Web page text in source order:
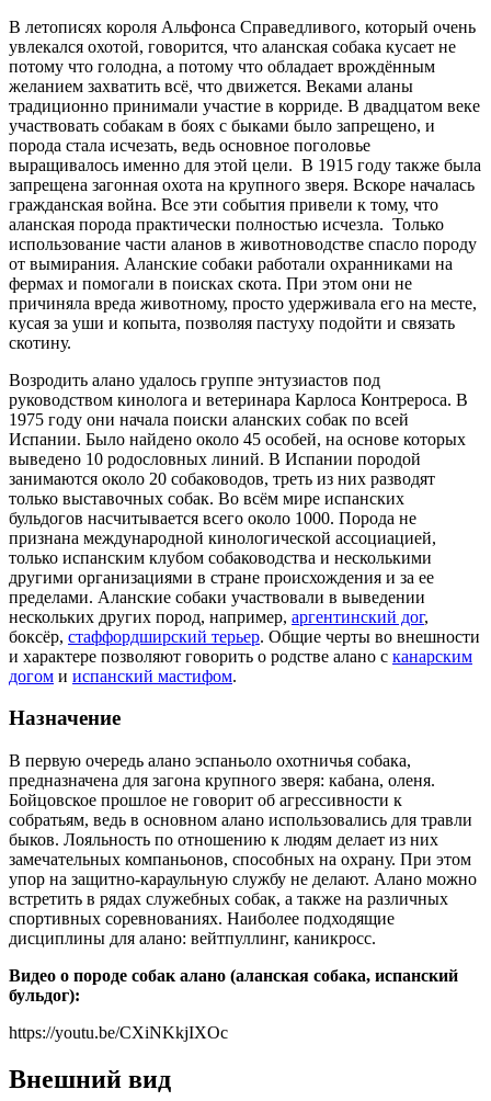
В летописях короля Альфонса Справедливого, который очень
увлекался охотой, говорится, что аланская собака кусает не
потому что голодна, а потому что обладает врождённым
желанием захватить всё, что движется. Веками аланы
традиционно принимали участие в корриде. В двадцатом веке
участвовать собакам в боях с быками было запрещено, и
порода стала исчезать, ведь основное поголовье
выращивалось именно для этой цели. В 1915 году также была
запрещена загонная охота на крупного зверя. Вскоре началась
гражданская война. Все эти события привели к тому, что
аланская порода практически полностью исчезла. Только
использование части аланов в животноводстве спасло породу
от вымирания. Аланские собаки работали охранниками на
фермах и помогали в поисках скота. При этом они не
причиняла вреда животному, просто удерживала его на месте,
кусая за уши и копыта, позволяя пастуху подойти и связать
скотину.
Возродить алано удалось группе энтузиастов под
руководством кинолога и ветеринара Карлоса Контрероса. В
1975 году они начала поиски аланских собак по всей
Испании. Было найдено около 45 особей, на основе которых
выведено 10 родословных линий. В Испании породой
занимаются около 20 собаководов, треть из них разводят
только выставочных собак. Во всём мире испанских
бульдогов насчитывается всего около 1000. Порода не
признана международной кинологической ассоциацией,
только испанским клубом собаководства и несколькими
другими организациями в стране происхождения и за ее
пределами. Аланские собаки участвовали в выведении
нескольких других пород, например, аргентинский дог,
боксёр, стаффордширский терьер. Общие черты во внешности
и характере позволяют говорить о родстве алано с канарским
догом и испанский мастифом.
Назначение
В первую очередь алано эспаньоло охотничья собака,
предназначена для загона крупного зверя: кабана, оленя.
Бойцовское прошлое не говорит об агрессивности к
собратьям, ведь в основном алано использовались для травли
быков. Лояльность по отношению к людям делает из них
замечательных компаньонов, способных на охрану. При этом
упор на защитно-караульную службу не делают. Алано можно
встретить в рядах служебных собак, а также на различных
спортивных соревнованиях. Наиболее подходящие
дисциплины для алано: вейтпуллинг, каникросс.
Видео о породе собак алано (аланская собака, испанский
бульдог):
https://youtu.be/CXiNKkjIXOc
Внешний вид